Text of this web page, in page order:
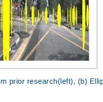
prior research(left), (b)